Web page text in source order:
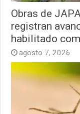
Obras de
registran
habilitado
agosto 7, 2026